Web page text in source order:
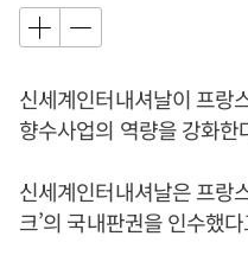
신세계인터내셔날이 프랑
향수사업의 역량을 강화한
신세계인터내셔날은 프랑
크’의 국내판권을 인수했